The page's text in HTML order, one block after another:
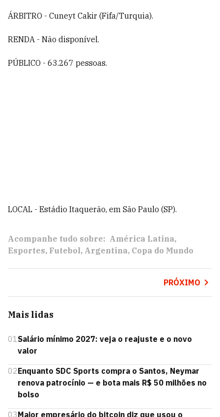
ÁRBITRO - Cuneyt Cakir (Fifa/Turquia).
RENDA - Não disponível.
PÚBLICO - 63.267 pessoas.
LOCAL - Estádio Itaquerão, em São Paulo (SP).
Acompanhe tudo sobre: América Latina
Esportes Futebol Argentina Copa do Mundo
PRÓXIMO
Mais lidas
01Salário mínimo 2027: veja o reajuste e o novo
valor
02Enquanto SDC Sports compra o Santos, Neymar
renova patrocínio — e bota mais R$ 50 milhões no
bolso
03Maior empresário do bitcoin diz que usou o